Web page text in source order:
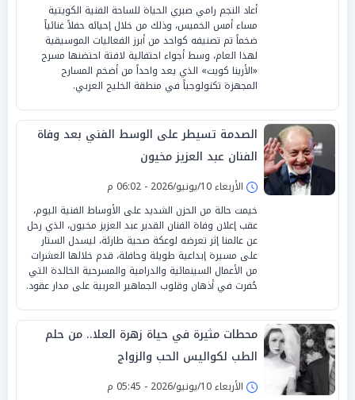
أعاد النجم رامي صبري الحياة للساحة الفنية الكويتية
مساء أمس الخميس، وذلك من خلال إحيائه حفلاً غنائياً
ضخماً تم تصنيفه كواحد من أبرز الفعاليات الموسيقية
لهذا العام، وسط أجواء احتفالية لافتة احتضنها مسرح
«الأرينا كويت» الذي يعد واحداً من أضخم المسارح
المجهزة تكنولوجياً في منطقة الخليج العربي.
الصدمة تسيطر على الوسط الفني بعد وفاة
الفنان عبد العزيز مخيون
الأربعاء 10/يونيو/2026 - 06:02 م
خيمت حالة من الحزن الشديد على الأوساط الفنية اليوم،
عقب إعلان وفاة الفنان القدير عبد العزيز مخيون، الذي رحل
عن عالمنا إثر تعرضه لوعكة صحية طارئة، ليسدل الستار
على مسيرة إبداعية طويلة وحافلة، قدم خلالها العشرات
من الأعمال السينمائية والدرامية والمسرحية الخالدة التي
حُفرت في أذهان وقلوب الجماهير العربية على مدار عقود.
محطات مثيرة في حياة زهرة العلا.. من حلم
الطب لكواليس الحب والزواج
الأربعاء 10/يونيو/2026 - 05:45 م